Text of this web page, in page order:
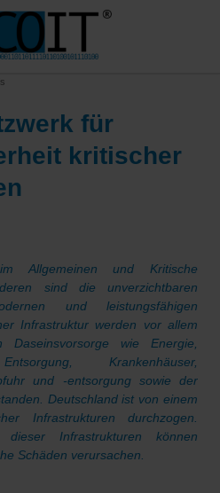
für
kritischer
Allgemeinen und Kritische
sind die unverzichtbaren
und leistungsfähigen
Infrastruktur werden vor allem
Daseinsvorsorge wie Energie,
Krankenhäuser,
und -entsorgung sowie der
Deutschland ist von einem
Infrastrukturen durchzogen.
Infrastrukturen können
Schäden verursachen.